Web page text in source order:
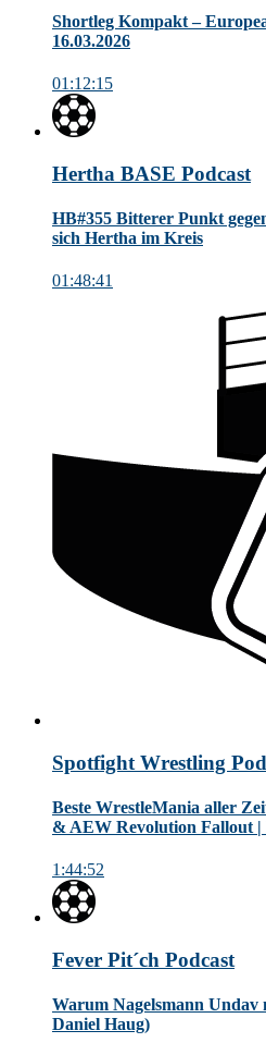
Shortleg Kompakt –
16.03.2026
01:12:15
Hertha BASE Podcast
HB#355 Bitterer Punkt
sich Hertha im Kreis
01:48:41
Spotfight Wrestling
Beste WrestleMania aller
& AEW Revolution Fallout
1:44:52
Fever Pit´ch Podcast
Warum Nagelsmann
Daniel Haug)